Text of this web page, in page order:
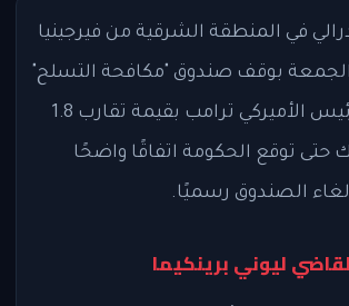
في المنطقة الشرقية من فيرجينيا
الجمعة بوقف صندوق "مكافحة التسلح"
الذي أطلقه الرئيس الأميركي ترامب بقيمة تقارب 1.8
حتى توقع الحكومة اتفاقًا واضحًا
الصندوق رسميًا.
ليوني برينكيما